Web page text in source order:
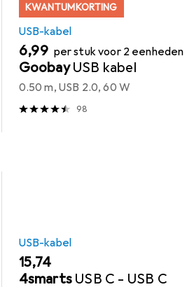
KWANTUMKORTING
USB-kabel
EUR
6,99 per stuk voor 2 eenheden
Goobay USB kabel
0.50 m, USB 2.0, 60 W
98
USB-kabel
EUR
15,74
4smarts USB C - USB C